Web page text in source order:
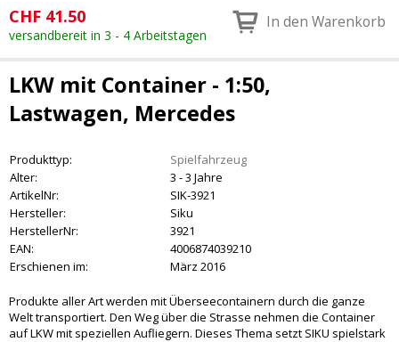
CHF 41.50
versandbereit in 3 - 4 Arbeitstagen
In den Warenkorb
LKW mit Container - 1:50,
Lastwagen, Mercedes
Produkttyp:
Spielfahrzeug
Alter:
3 - 3 Jahre
ArtikelNr:
SIK-3921
Hersteller:
Siku
HerstellerNr:
3921
EAN:
4006874039210
Erschienen im:
März 2016
Produkte aller Art werden mit Überseecontainern durch die ganze
Welt transportiert. Den Weg über die Strasse nehmen die Container
auf LKW mit speziellen Aufliegern. Dieses Thema setzt SIKU spielstark